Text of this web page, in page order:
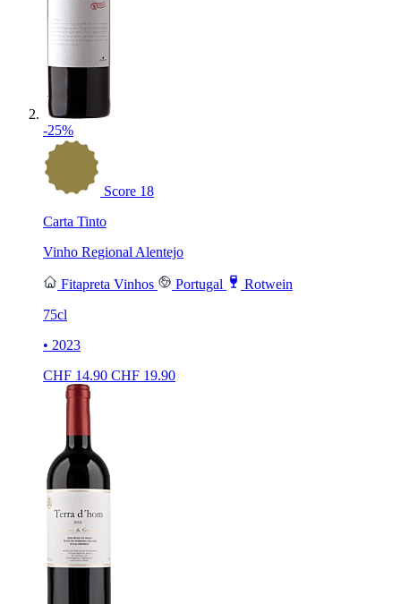
-25%
Score 18
Carta Tinto
Vinho Regional Alentejo
Fitapreta Vinhos Portugal
Rotwein
75cl
• 2023
CHF 14.90 CHF 19.90